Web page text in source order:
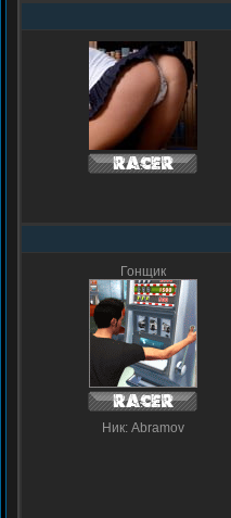
Гонщик
Ник: Abramov